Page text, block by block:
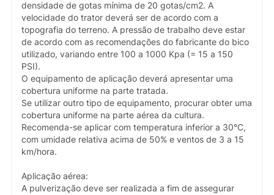
densidade de gotas mínima de 20 gotas/cm2. A
velocidade do trator deverá ser de acordo com a
topografia do terreno. A pressão de trabalho deve estar
de acordo com as recomendações do fabricante do bico
utilizado, variando entre 100 a 1000 Kpa (= 15 a 150
PSI).
O equipamento de aplicação deverá apresentar uma
cobertura uniforme na parte tratada.
Se utilizar outro tipo de equipamento, procurar obter uma
cobertura uniforme na parte aérea da cultura.
Recomenda-se aplicar com temperatura inferior a 30°C,
com umidade relativa acima de 50% e ventos de 3 a 15
km/hora.
Aplicação aérea:
A pulverização deve ser realizada a fim de assegurar